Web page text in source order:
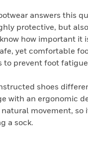
answers this
protective, but
how important it
yet comfortable
to prevent foot
shoes
with an ergonomic
natural movement, so
a sock.